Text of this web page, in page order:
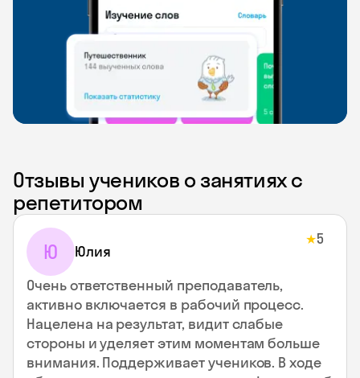
Отзывы учеников о занятиях с
репетитором
Ю Юлия
★5
Очень ответственный преподаватель,
активно включается в рабочий процесс.
Нацелена на результат, видит слабые
стороны и уделяет этим моментам больше
внимания. Поддерживает учеников. В ходе